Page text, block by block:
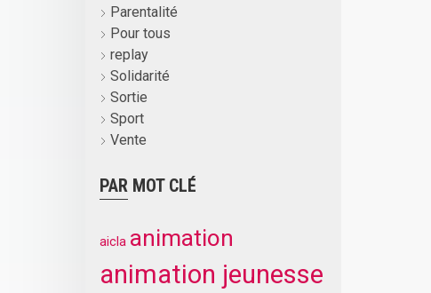
Parentalité
Pour tous
replay
Solidarité
Sortie
Sport
Vente
PAR MOT CLÉ
aicla animation
animation jeunesse